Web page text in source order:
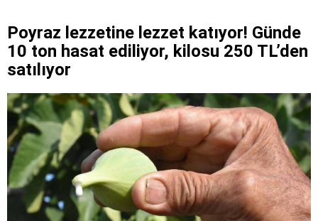
Poyraz lezzetine lezzet katıyor! Günde
10 ton hasat ediliyor, kilosu 250 TL’den
satılıyor